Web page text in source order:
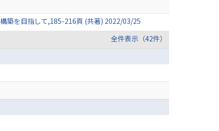
築を目指して,185-216頁 (共著) 2022/03/25
全件表示（42件）